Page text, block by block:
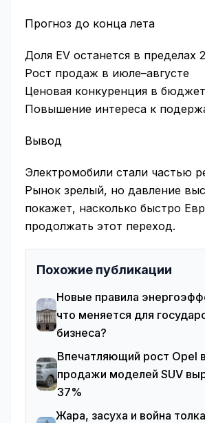
Прогноз до конца лета
Доля EV останется в пределах
Рост продаж в июле–августе
Ценовая конкуренция в
Повышение интереса к
Вывод
Электромобили стали частью
Рынок зрелый, но давление
покажет, насколько быстро
продолжать этот переход.
Похожие публикации
Новые правила
что меняется для
бизнеса?
Впечатляющий рост Opel
продажи моделей SUV
37%
Жара, засуха и война